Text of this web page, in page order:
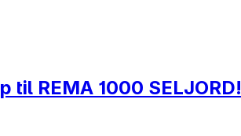
REMA 1000 SELJORD!